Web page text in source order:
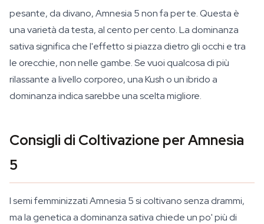
pesante, da divano, Amnesia 5 non fa per te. Questa è
una varietà da testa, al cento per cento. La dominanza
sativa significa che l'effetto si piazza dietro gli occhi e tra
le orecchie, non nelle gambe. Se vuoi qualcosa di più
rilassante a livello corporeo, una Kush o un ibrido a
dominanza indica sarebbe una scelta migliore.
Consigli di Coltivazione per Amnesia
5
I semi femminizzati Amnesia 5 si coltivano senza drammi,
ma la genetica a dominanza sativa chiede un po' più di